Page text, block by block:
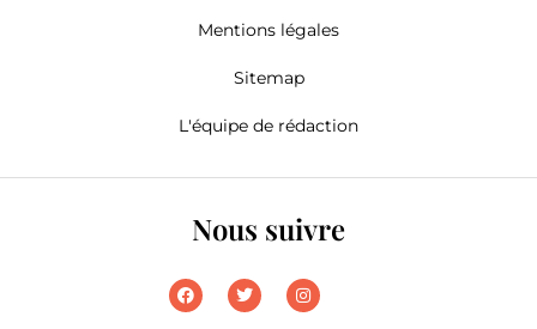
Mentions légales
Sitemap
L'équipe de rédaction
Nous suivre